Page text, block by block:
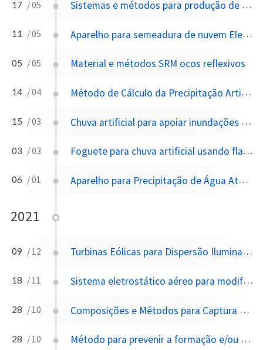
17 / 05 Sistemas e métodos para produção de nuvens de chuva
11 / 05 Aparelho para semeadura de nuvem Electro-Spray
05 / 05 Material e métodos SRM ocos reflexivos
14 / 04 Método de Cálculo da Precipitação Artificial Total na Área Semeada Comparada à Área Não Semeada
15 / 03 Chuva artificial para apoiar inundações em campos petrolíferos remotos
03 / 03 Foguete para chuva artificial usando flare higroscópico de ejeção
06 / 01 Aparelho para Precipitação de Água Atmosférica
2021
09 / 12 Turbinas Eólicas para Dispersão Iluminadora de Nuvens Marinhas
18 / 11 Sistema eletrostático aéreo para modificação climática
28 / 10 Composições e Métodos para Captura e Armazenamento Aprimorados de CO2
28 / 10 Método para prevenir a formação e/ou dispersão de um ciclone tropical e medidas para tal